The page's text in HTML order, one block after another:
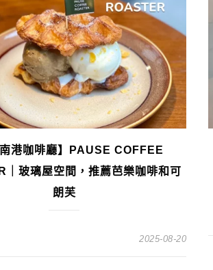
南港咖啡廳】PAUSE COFFEE
｜玻璃屋空間，推薦芭樂咖啡和可
朗芙
2025-08-20